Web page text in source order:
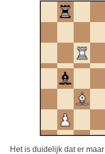
Het is duidelijk dat er